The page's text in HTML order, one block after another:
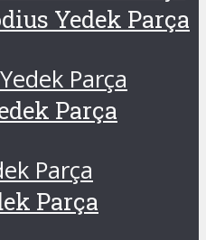
Yedek Parça
Parça
Parça